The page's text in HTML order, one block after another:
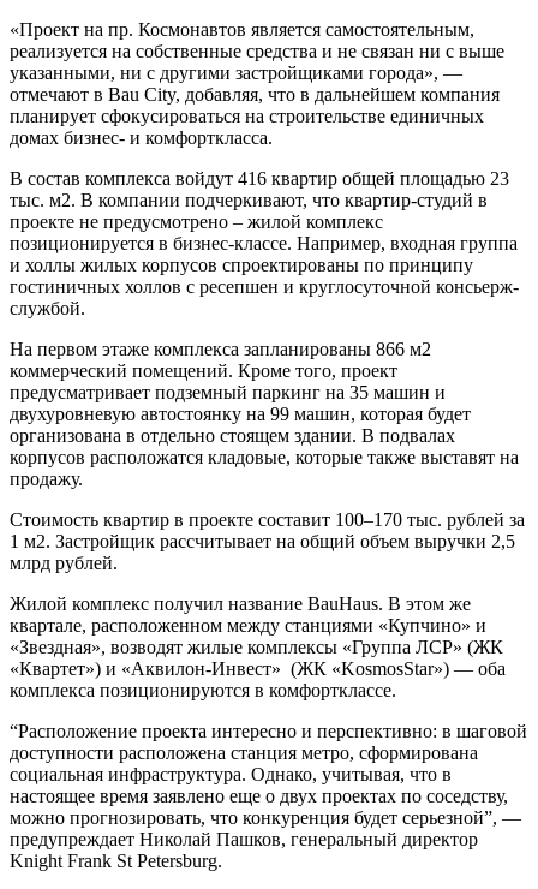
«Проект на пр. Космонавтов является самостоятельным,
реализуется на собственные средства и не связан ни с выше
указанными, ни с другими застройщиками города», —
отмечают в Bau City, добавляя, что в дальнейшем компания
планирует сфокусироваться на строительстве единичных
домах бизнес- и комфорткласса.
В состав комплекса войдут 416 квартир общей площадью 23
тыс. м2. В компании подчеркивают, что квартир-студий в
проекте не предусмотрено – жилой комплекс
позиционируется в бизнес-классе. Например, входная группа
и холлы жилых корпусов спроектированы по принципу
гостиничных холлов с ресепшен и круглосуточной консьерж-
службой.
На первом этаже комплекса запланированы 866 м2
коммерческий помещений. Кроме того, проект
предусматривает подземный паркинг на 35 машин и
двухуровневую автостоянку на 99 машин, которая будет
организована в отдельно стоящем здании. В подвалах
корпусов расположатся кладовые, которые также выставят на
продажу.
Стоимость квартир в проекте составит 100–170 тыс. рублей за
1 м2. Застройщик рассчитывает на общий объем выручки 2,5
млрд рублей.
Жилой комплекс получил название BauHaus. В этом же
квартале, расположенном между станциями «Купчино» и
«Звездная», возводят жилые комплексы «Группа ЛСР» (ЖК
«Квартет») и «Аквилон-Инвест» (ЖК «KosmosStar») — оба
комплекса позиционируются в комфортклассе.
“Расположение проекта интересно и перспективно: в шаговой
доступности расположена станция метро, сформирована
социальная инфраструктура. Однако, учитывая, что в
настоящее время заявлено еще о двух проектах по соседству,
можно прогнозировать, что конкуренция будет серьезной”, —
предупреждает Николай Пашков, генеральный директор
Knight Frank St Petersburg.